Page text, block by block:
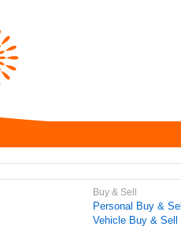
Buy & Sell
Personal Buy & Sell
Vehicle Buy & Sell